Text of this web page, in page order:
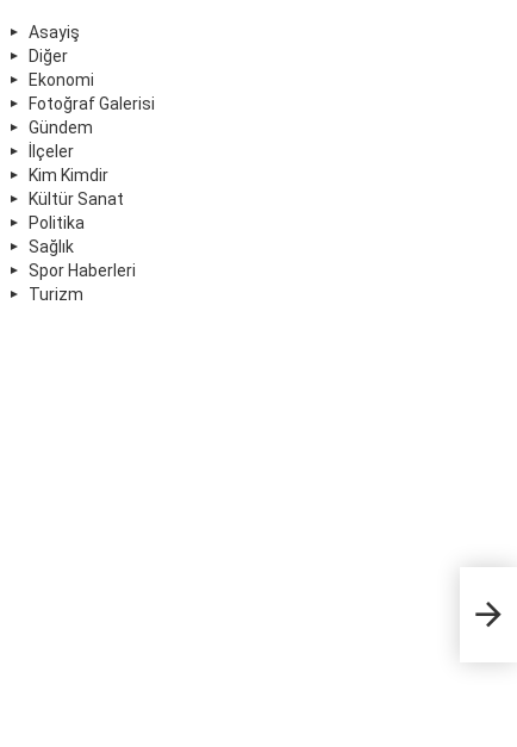
Asayiş
Diğer
Ekonomi
Fotoğraf Galerisi
Gündem
İlçeler
Kim Kimdir
Kültür Sanat
Politika
Sağlık
Spor Haberleri
Turizm